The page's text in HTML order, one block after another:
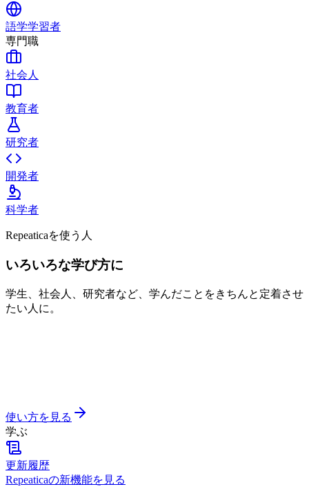
語学学習者
専門職
社会人
教育者
研究者
開発者
科学者
Repeaticaを使う人
いろいろな学び方に
学生、社会人、研究者など、学んだことをきちんと定着させ
たい人に。
使い方を見る
学ぶ
更新履歴
Repeaticaの新機能を見る